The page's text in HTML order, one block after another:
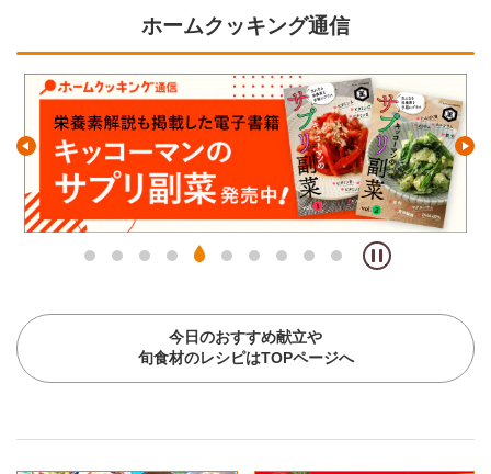
ホームクッキング通信
今日のおすすめ献立や
旬食材のレシピはTOPページへ